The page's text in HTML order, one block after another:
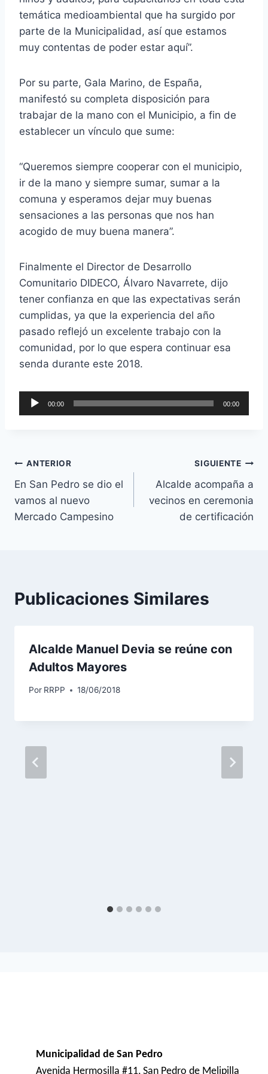
temática medioambiental que ha surgido por
parte de la Municipalidad, así que estamos
muy contentas de poder estar aquí”.
Por su parte, Gala Marino, de España,
manifestó su completa disposición para
trabajar de la mano con el Municipio, a fin de
establecer un vínculo que sume:
“Queremos siempre cooperar con el municipio,
ir de la mano y siempre sumar, sumar a la
comuna y esperamos dejar muy buenas
sensaciones a las personas que nos han
acogido de muy buena manera”.
Finalmente el Director de Desarrollo
Comunitario DIDECO, Álvaro Navarrete, dijo
tener confianza en que las expectativas serán
cumplidas, ya que la experiencia del año
pasado reflejó un excelente trabajo con la
comunidad, por lo que espera continuar esa
senda durante este 2018.
e
o
d
u
c
e
00:00 00:00
ANTERIOR
En San Pedro se dio el
vamos al nuevo
Mercado Campesino
SIGUIENTE
Alcalde acompaña a
vecinos en ceremonia
de certificación
Publicaciones Similares
Alcalde Manuel Devia se reúne con
Adultos Mayores
Por RRPP 18/06/2018
Municipalidad de San Pedro
Avenida Hermosilla #11, San Pedro de Melipilla